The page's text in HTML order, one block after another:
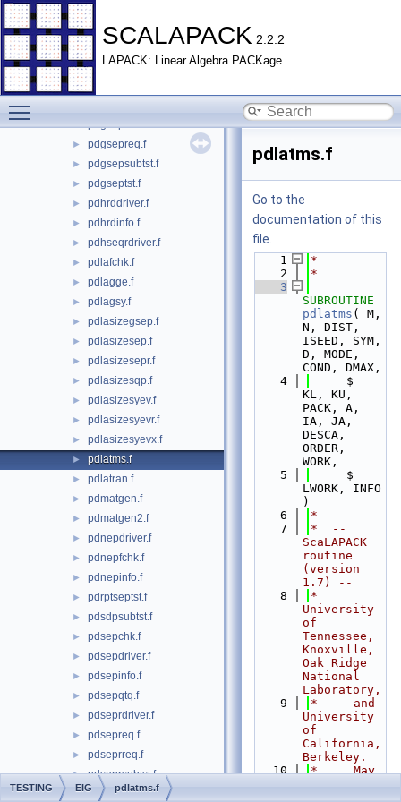
SCALAPACK 2.2.2
LAPACK: Linear Algebra PACKage
► pdbrddriver.f
► pdbrdinfo.f
► pdgebdrv.f
► pdgehdrv.f
► pdgrptseptst.f
► pdgsepdriver.f
► pdgsepreq.f
► pdgsepsubtst.f
► pdgseptst.f
► pdhrddriver.f
► pdhrdinfo.f
► pdhseqrdriver.f
► pdlafchk.f
► pdlagge.f
► pdlagsy.f
► pdlasizegsep.f
► pdlasizesep.f
► pdlasizesepr.f
► pdlasizesqp.f
► pdlasizesyev.f
► pdlasizesyevr.f
► pdlasizesyevx.f
► pdlatms.f
► pdlatran.f
► pdmatgen.f
► pdmatgen2.f
► pdnepdriver.f
► pdnepfchk.f
► pdnepinfo.f
► pdrptseptst.f
► pdsdpsubtst.f
► pdsepchk.f
► pdsepdriver.f
► pdsepinfo.f
► pdsepqtq.f
► pdseprdriver.f
► pdsepreq.f
► pdseprreq.f
► pdseprsubtst.f
► pdseprtst.f
pdlatms.f
Go to the
documentation of this
file.
    1
*
    2
*
    3
pdlatms ( M,
N, DIST,
ISEED, SYM,
D, MODE,
COND, DMAX,
    4
     $
KL, KU,
PACK, A,
IA, JA,
DESCA,
ORDER,
WORK,
    5
     $
LWORK, INFO
)
    6
*
    7
*  --
ScaLAPACK
routine
(version
1.7) --
    8
*
University
of
Tennessee,
Knoxville,
Oak Ridge
National
Laboratory,
    9
*     and
University
of
California,
Berkeley.
   10
*     May
1, 1997
TESTING EIG pdlatms.f